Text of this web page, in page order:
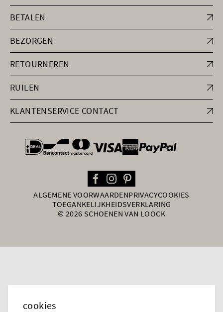
BETALEN
BEZORGEN
RETOURNEREN
RUILEN
KLANTENSERVICE CONTACT
general.paymentOptions
ALGEMENE VOORWAARDENPRIVACYCOOKIES
TOEGANKELIJKHEIDSVERKLARING
© 2026 SCHOENEN VAN LOOCK
cookies